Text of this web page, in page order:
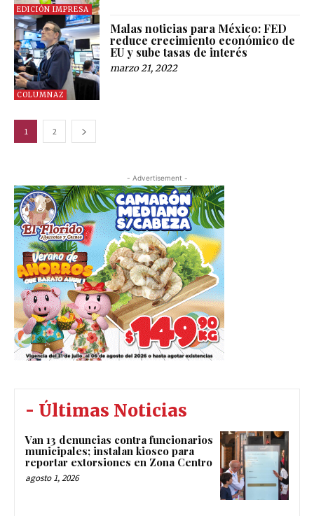
EDICIÓN IMPRESA
COLUMNAZ
Malas noticias para México: FED
reduce crecimiento económico de
EU y sube tasas de interés
marzo 21, 2022
1 2
- Advertisement -
- Últimas Noticias
Van 13 denuncias contra funcionarios
municipales; instalan kiosco para
reportar extorsiones en Zona Centro
agosto 1, 2026